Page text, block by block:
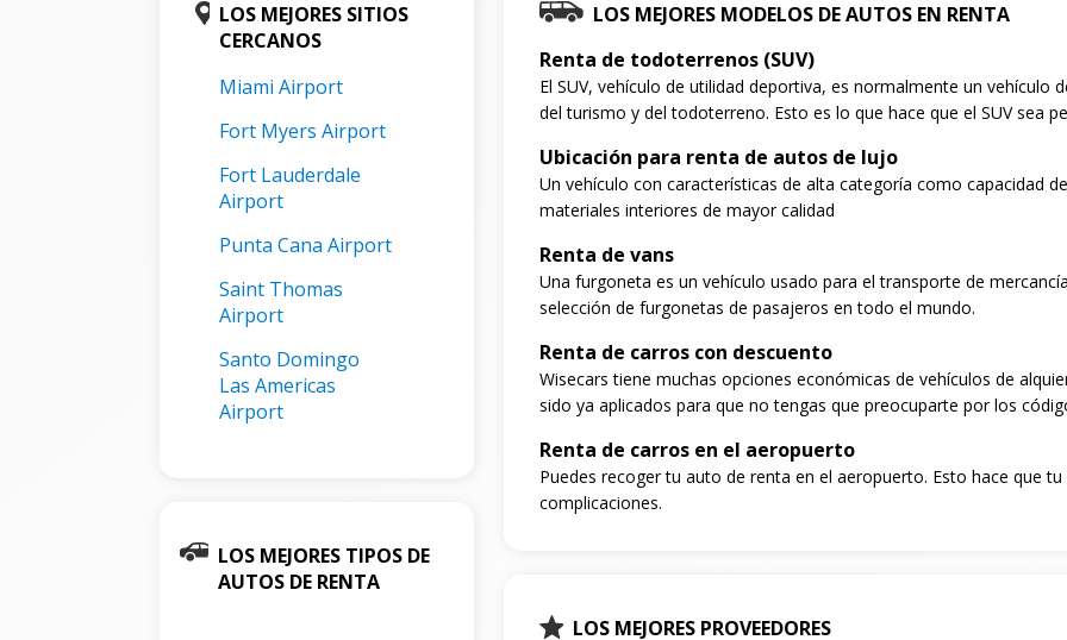
LOS MEJORES SITIOS
CERCANOS
Miami Airport
Fort Myers Airport
Fort Lauderdale
Airport
Punta Cana Airport
Saint Thomas
Airport
Santo Domingo
Las Americas
Airport
LOS MEJORES TIPOS DE
AUTOS DE RENTA
LOS MEJORES MODELOS DE AUTOS EN RENTA
Renta de todoterrenos (SUV)
El SUV, vehículo de utilidad deportiva, es normalmente un vehículo
del turismo y del todoterreno. Esto es lo que hace que el SUV sea
Ubicación para renta de autos de lujo
Un vehículo con características de alta categoría como capacidad
materiales interiores de mayor calidad
Renta de vans
Una furgoneta es un vehículo usado para el transporte de
selección de furgonetas de pasajeros en todo el mundo.
Renta de carros con descuento
Wisecars tiene muchas opciones económicas de vehículos de
sido ya aplicados para que no tengas que preocuparte por los
Renta de carros en el aeropuerto
Puedes recoger tu auto de renta en el aeropuerto. Esto hace que
complicaciones.
LOS MEJORES PROVEEDORES